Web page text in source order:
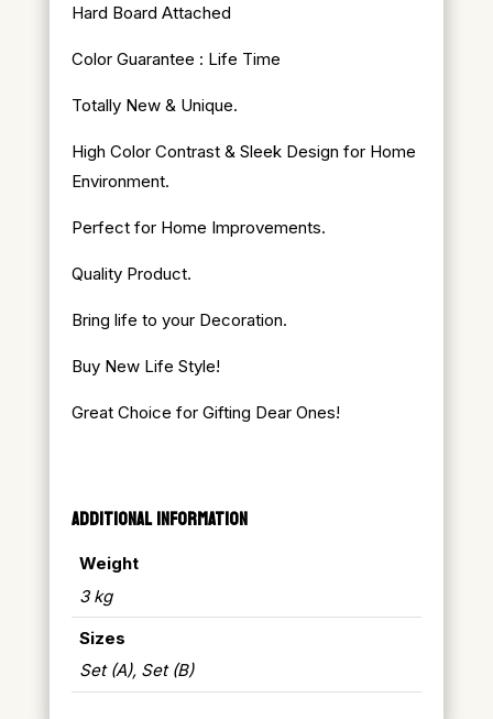
Hard Board Attached
Color Guarantee : Life Time
Totally New & Unique.
High Color Contrast & Sleek Design for Home
Environment.
Perfect for Home Improvements.
Quality Product.
Bring life to your Decoration.
Buy New Life Style!
Great Choice for Gifting Dear Ones!
ADDITIONAL INFORMATION
Weight
3 kg
Sizes
Set (A), Set (B)